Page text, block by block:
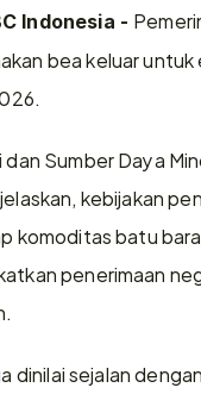
Indonesia -
bea keluar
Sumber Daya
kebijakan
komoditas batu
penerimaan
dinilai sejalan